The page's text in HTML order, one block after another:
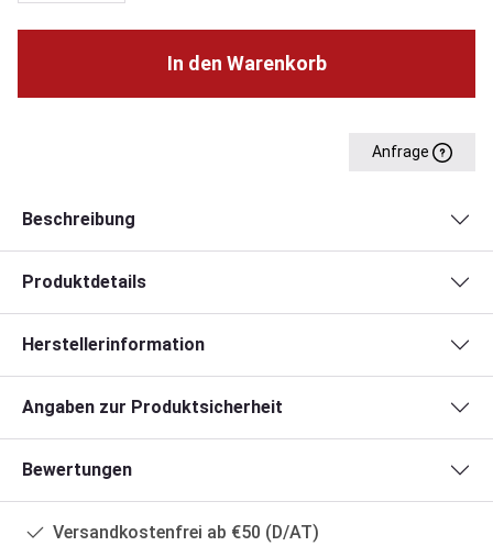
In den Warenkorb
Anfrage
Beschreibung
Produktdetails
Herstellerinformation
Angaben zur Produktsicherheit
Bewertungen
Versandkostenfrei ab €50 (D/AT)